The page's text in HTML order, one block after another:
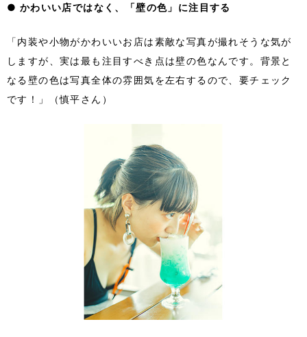
● かわいい店ではなく、「壁の色」に注目する
「内装や小物がかわいいお店は素敵な写真が撮れそうな気が
しますが、実は最も注目すべき点は壁の色なんです。背景と
なる壁の色は写真全体の雰囲気を左右するので、要チェック
です！」（慎平さん）